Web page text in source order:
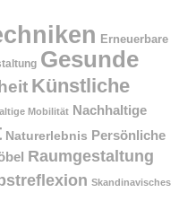
Erneuerbare
Gesunde
Künstliche
Mobilität Nachhaltige
Naturerlebnis Persönliche
Raumgestaltung
Skandinavisches